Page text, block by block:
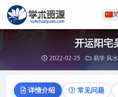
开运阳宅
2022-02-25 易学 风
详情介绍 常见问题